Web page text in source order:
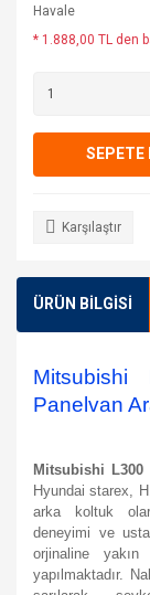
Havale
* 1.888,00 TL den
SEPETE
Karşılaştır
ÜRÜN BİLGİSİ
Panelvan
Mitsubishi
Hyundai starex,
arka koltuk
deneyimi ve
orjinaline
yapılmaktadır.